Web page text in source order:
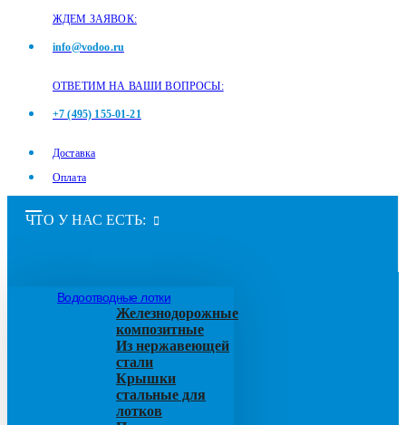
ЖДЕМ ЗАЯВОК:
info@vodoo.ru
ОТВЕТИМ НА ВАШИ ВОПРОСЫ:
+7 (495) 155-01-21
Доставка
Оплата
ЧТО У НАС ЕСТЬ:
Водоотводные лотки
Железнодорожные
композитные
Из нержавеющей
стали
Крышки
стальные для
лотков